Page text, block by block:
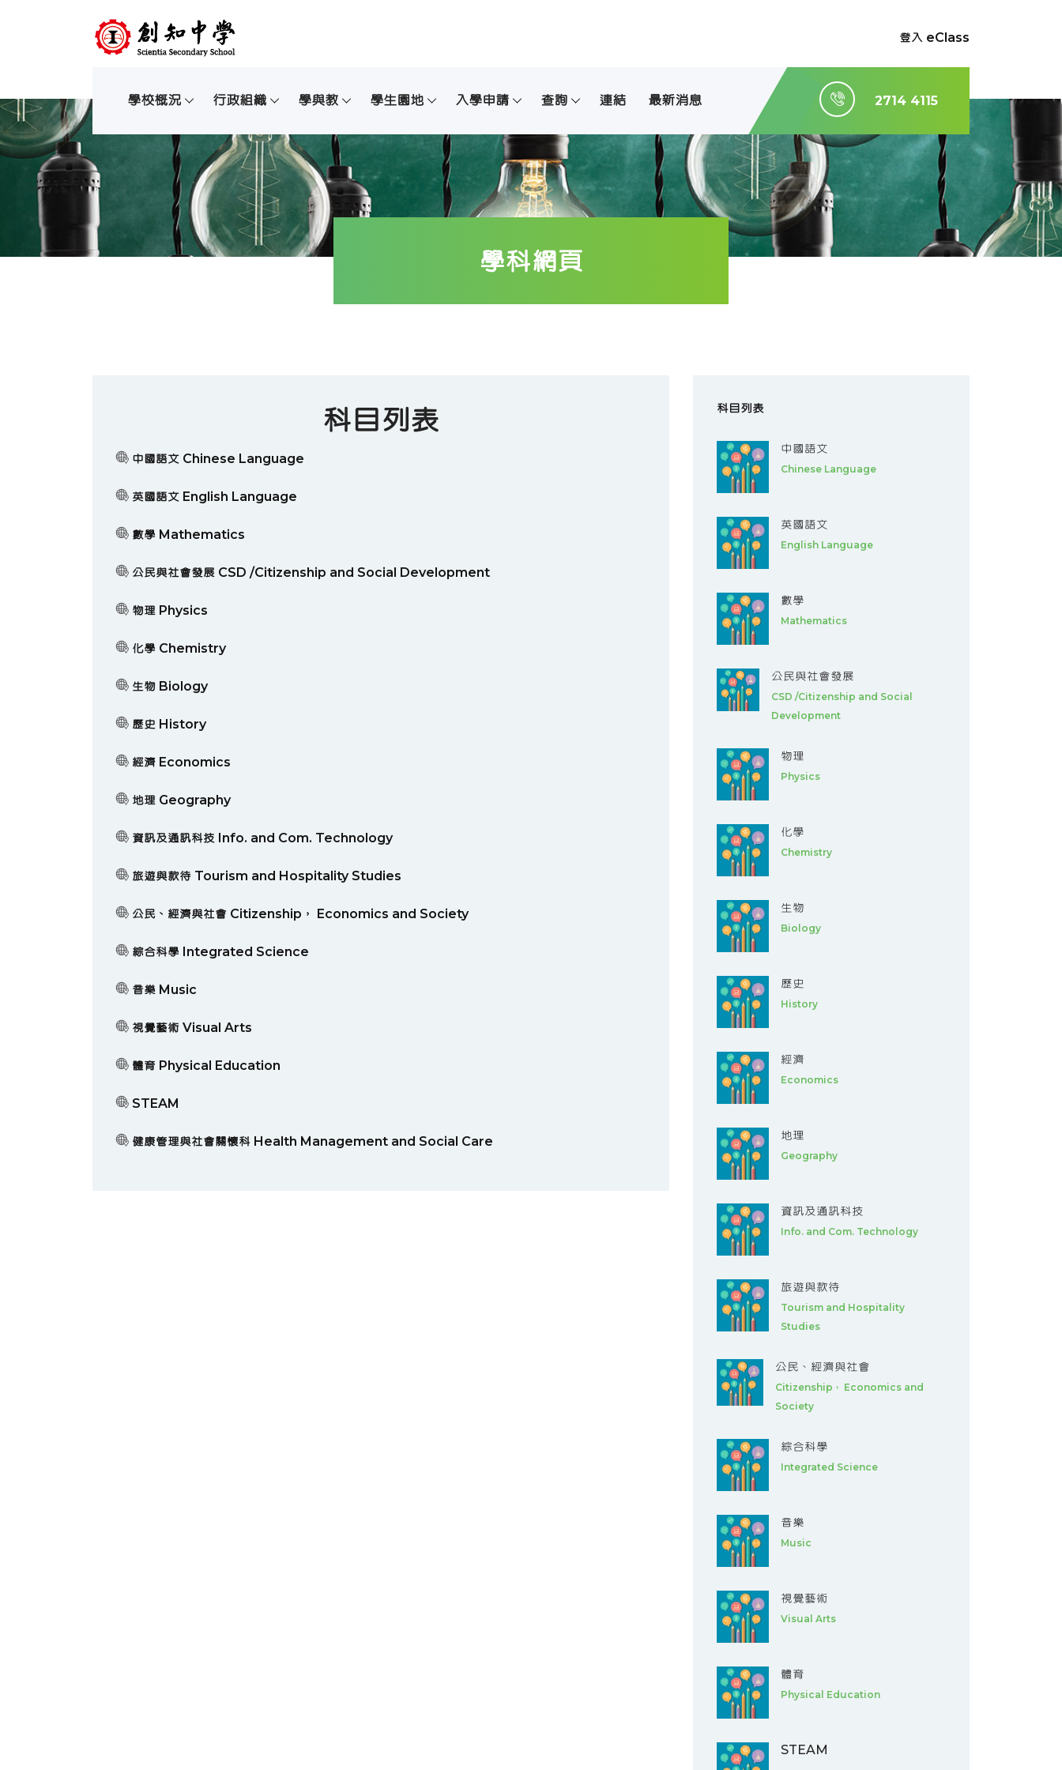
登入 eClass
學校概況 行政組織 學與教 學生園地 入學申請 查詢 連結 最新消息 2714 4115
學科網頁
科目列表
中國語文 Chinese Language
英國語文 English Language
數學 Mathematics
公民與社會發展 CSD /Citizenship and Social Development
物理 Physics
化學 Chemistry
生物 Biology
歷史 History
經濟 Economics
地理 Geography
資訊及通訊科技 Info. and Com. Technology
旅遊與款待 Tourism and Hospitality Studies
公民、經濟與社會 Citizenship， Economics and Society
綜合科學 Integrated Science
音樂 Music
視覺藝術 Visual Arts
體育 Physical Education
STEAM
健康管理與社會關懷科 Health Management and Social Care
科目列表
中國語文
Chinese Language
英國語文
English Language
數學
Mathematics
公民與社會發展
CSD /Citizenship and Social
Development
物理
Physics
化學
Chemistry
生物
Biology
歷史
History
經濟
Economics
地理
Geography
資訊及通訊科技
Info. and Com. Technology
旅遊與款待
Tourism and Hospitality
Studies
公民、經濟與社會
Citizenship， Economics and
Society
綜合科學
Integrated Science
音樂
Music
視覺藝術
Visual Arts
體育
Physical Education
STEAM